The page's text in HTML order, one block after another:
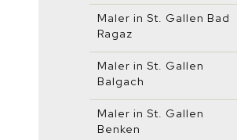
Maler in St. Gallen Bad
Ragaz
Maler in St. Gallen
Balgach
Maler in St. Gallen
Benken